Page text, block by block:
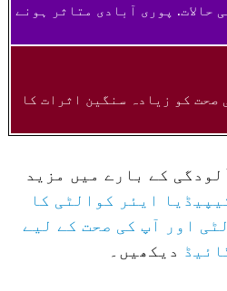
حالات. پوری آبادی متاثر ہونے
صحت کو زیادہ سنگین اثرات کا
کے بارے میں مزید
ایئر کوالٹی کا
اور آپ کی صحت کے لیے
دیکھیں۔